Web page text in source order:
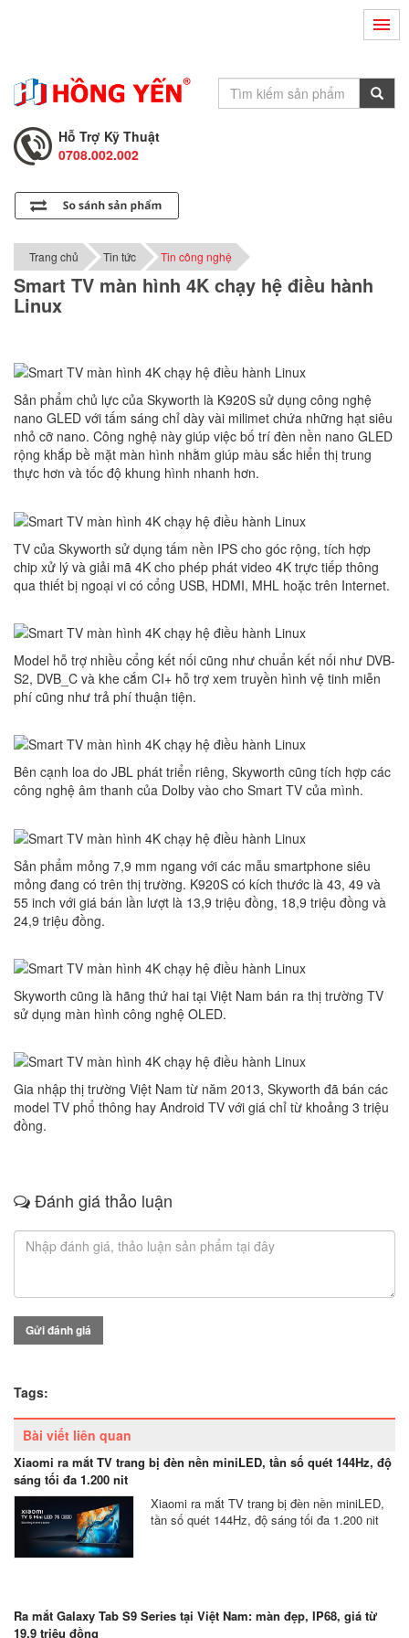
Tư Vấn Bán Hàng
Hỗ Trợ Kỹ Thuật
0708.002.002
0708.001.001
Trang chủ Tin tức Tin công nghệ
Smart TV màn hình 4K chạy hệ điều hành
Linux
Sản phẩm chủ lực của Skyworth là K920S sử dụng công nghệ
nano GLED với tấm sáng chỉ dày vài milimet chứa những hạt siêu
nhỏ cỡ nano. Công nghệ này giúp việc bố trí đèn nền nano GLED
rộng khắp bề mặt màn hình nhằm giúp màu sắc hiển thị trung
thực hơn và tốc độ khung hình nhanh hơn.
TV của Skyworth sử dụng tấm nền IPS cho góc rộng, tích hợp
chip xử lý và giải mã 4K cho phép phát video 4K trực tiếp thông
qua thiết bị ngoại vi có cổng USB, HDMI, MHL hoặc trên Internet.
Model hỗ trợ nhiều cổng kết nối cũng như chuẩn kết nối như DVB-
S2, DVB_C và khe cắm CI+ hỗ trợ xem truyền hình vệ tinh miễn
phí cũng như trả phí thuận tiện.
Bên cạnh loa do JBL phát triển riêng, Skyworth cũng tích hợp các
công nghệ âm thanh của Dolby vào cho Smart TV của mình.
Sản phẩm mỏng 7,9 mm ngang với các mẫu smartphone siêu
mỏng đang có trên thị trường. K920S có kích thước là 43, 49 và
55 inch với giá bán lần lượt là 13,9 triệu đồng, 18,9 triệu đồng và
24,9 triệu đồng.
Skyworth cũng là hãng thứ hai tại Việt Nam bán ra thị trường TV
sử dụng màn hình công nghệ OLED.
Gia nhập thị trường Việt Nam từ năm 2013, Skyworth đã bán các
model TV phổ thông hay Android TV với giá chỉ từ khoảng 3 triệu
đồng.
Đánh giá thảo luận
Gửi đánh giá
Tags:
Bài viết liên quan
Xiaomi ra mắt TV trang bị đèn nền miniLED, tần số quét 144Hz, độ
sáng tối đa 1.200 nit
Xiaomi ra mắt TV trang bị đèn nền miniLED,
tần số quét 144Hz, độ sáng tối đa 1.200 nit
Ra mắt Galaxy Tab S9 Series tại Việt Nam: màn đẹp, IP68, giá từ
19,9 triệu đồng